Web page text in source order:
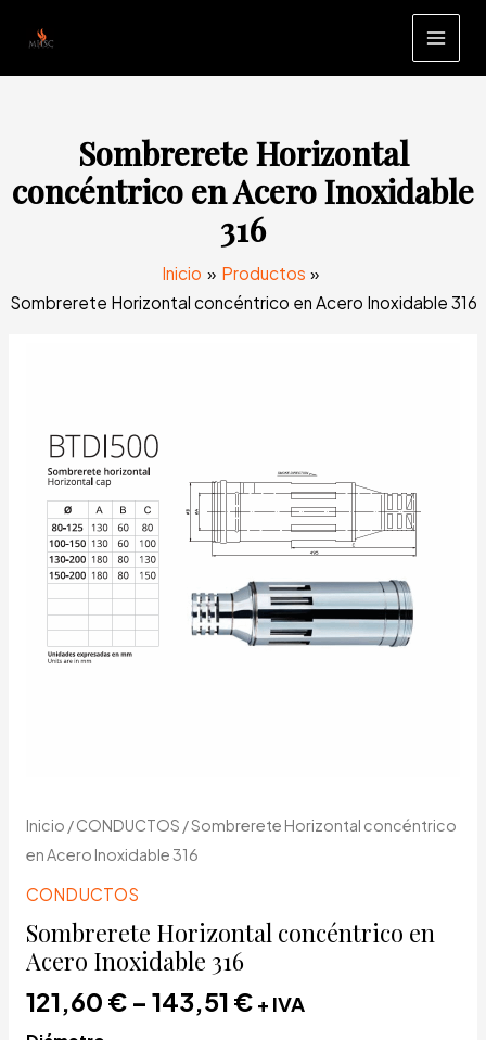
contenido
Sombrerete Horizontal
concéntrico en Acero Inoxidable
316
Inicio
Productos
Sombrerete Horizontal concéntrico en Acero Inoxidable 316
Inicio /CONDUCTOS / Sombrerete Horizontal concéntrico
en Acero Inoxidable 316
CONDUCTOS
Sombrerete Horizontal concéntrico en
Acero Inoxidable 316
121,60 €– 143,51 € + IVA